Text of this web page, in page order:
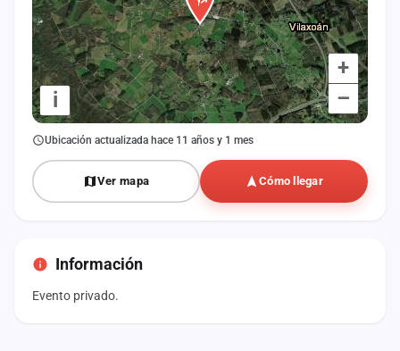
+
–
i
Ubicación actualizada hace 11 años y 1 mes
Ver mapa Cómo llegar
Información
Evento privado.